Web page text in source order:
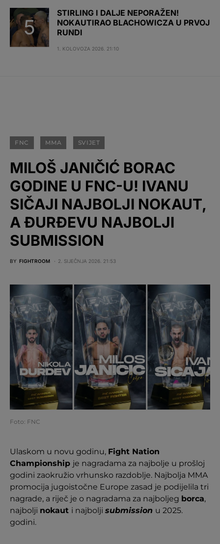
STIRLING I DALJE NEPORAŽEN!
NOKAUTIRAO BLACHOWICZA U PRVOJ
RUNDI
1. KOLOVOZA 2026. 21:10
FNC MMA SVIJET
MILOŠ JANIČIĆ BORAC
GODINE U FNC-U! IVANU
SIČAJI NAJBOLJI NOKAUT,
A ĐURĐEVU NAJBOLJI
SUBMISSION
BY FIGHTROOM 2. SIJEČNJA 2026. 21:53
Foto: FNC
Ulaskom u novu godinu, Fight Nation
Championship je nagradama za najbolje u prošloj
godini zaokružio vrhunsko razdoblje. Najbolja MMA
promocija jugoistočne Europe zasad je podijelila tri
nagrade, a riječ je o nagradama za najboljeg borca,
najbolji nokaut i najbolji submission u 2025.
godini.